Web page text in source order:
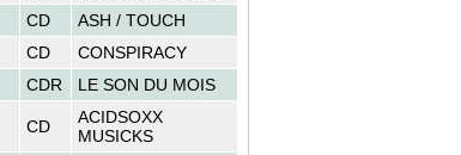
CD
ASH / TOUCH
CD
CONSPIRACY
CDR LE SON DU MOIS
CD
ACIDSOXX
MUSICKS